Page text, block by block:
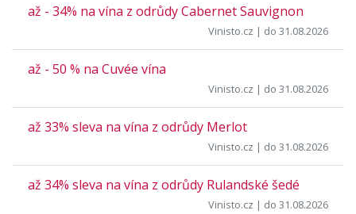
až - 34% na vína z odrůdy Cabernet Sauvignon
Vinisto.cz | do 31.08.2026
až - 50 % na Cuvée vína
Vinisto.cz | do 31.08.2026
až 33% sleva na vína z odrůdy Merlot
Vinisto.cz | do 31.08.2026
až 34% sleva na vína z odrůdy Rulandské šedé
Vinisto.cz | do 31.08.2026